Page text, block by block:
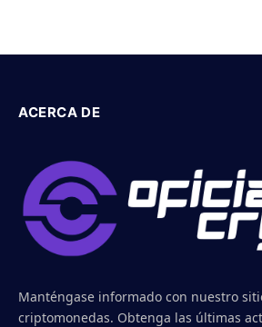
ACERCA DE
Manténgase informado con nuestro
criptomonedas. Obtenga las últimas